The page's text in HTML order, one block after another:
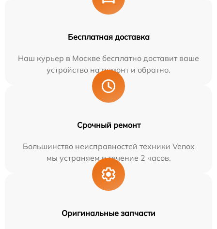
Бесплатная доставка
Наш курьер в Москве бесплатно доставит ваше
устройство на ремонт и обратно.
Срочный ремонт
Большинство неисправностей техники Venox
мы устраняем в течение 2 часов.
Оригинальные запчасти